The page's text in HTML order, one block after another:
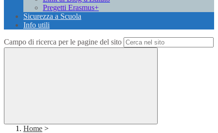
Pregetti Erasmus+
Sicurezza a Scuola
Info utili
Campo di ricerca per le pagine del sito
Home >